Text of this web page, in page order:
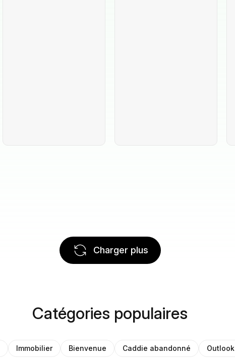
Charger plus
Catégories populaires
Immobilier Bienvenue Caddie abandonné Outlook